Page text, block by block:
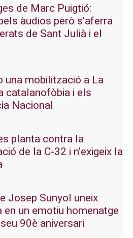
de Marc Puigtió:
àudios però s’aferra
de Sant Julià i el
una mobilització a La
catalanofòbia i els
Nacional
planta contra la
de la C-32 i n’exigeix la
Josep Sunyol uneix
en un emotiu homenatge
90è aniversari